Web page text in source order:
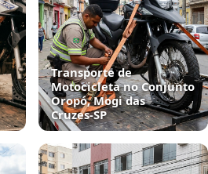
Transporte de
Motocicleta no Conjunto
Oropó, Mogi das
Cruzes‑SP